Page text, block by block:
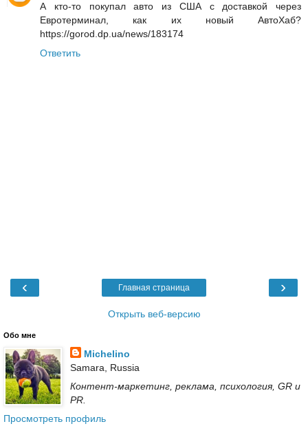
А кто-то покупал авто из США с доставкой через
Евротерминал, как их новый АвтоХаб?
https://gorod.dp.ua/news/183174
Ответить
‹ ›
Главная страница
Открыть веб-версию
Обо мне
Michelino
Samara, Russia
Контент-маркетинг, реклама, психология, GR и
PR.
Просмотреть профиль